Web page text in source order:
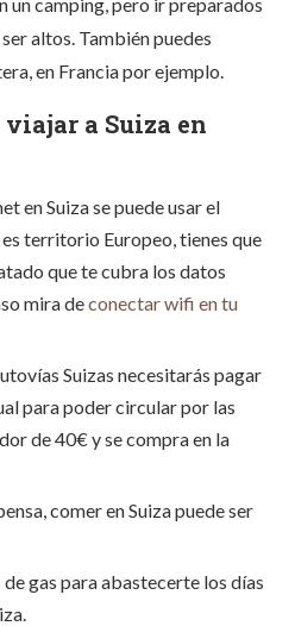
altos. También puedes
en Francia por ejemplo.
viajar a Suiza en
en Suiza se puede usar el
territorio Europeo, tienes que
que te cubra los datos
mira deconectar wifi en tu
Suizas necesitarás pagar
para poder circular por las
de 40€ y se compra en la
comer en Suiza puede ser
gas para abastecerte los días